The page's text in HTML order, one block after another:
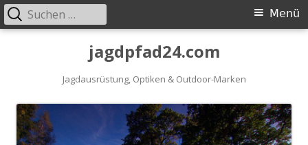
jagdpfad24.com
Jagdausrüstung, Optiken & Outdoor-Marken
Primäres
Menü
Suchen
nach: